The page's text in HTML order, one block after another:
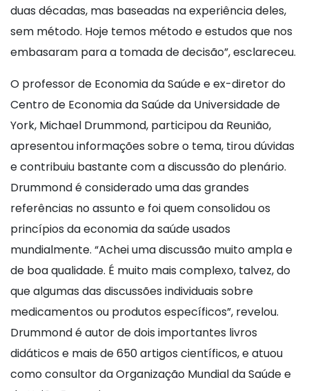
duas décadas, mas baseadas na experiência deles,
sem método. Hoje temos método e estudos que nos
embasaram para a tomada de decisão”, esclareceu.
O professor de Economia da Saúde e ex-diretor do
Centro de Economia da Saúde da Universidade de
York, Michael Drummond, participou da Reunião,
apresentou informações sobre o tema, tirou dúvidas
e contribuiu bastante com a discussão do plenário.
Drummond é considerado uma das grandes
referências no assunto e foi quem consolidou os
princípios da economia da saúde usados
mundialmente. “Achei uma discussão muito ampla e
de boa qualidade. É muito mais complexo, talvez, do
que algumas das discussões individuais sobre
medicamentos ou produtos específicos”, revelou.
Drummond é autor de dois importantes livros
didáticos e mais de 650 artigos científicos, e atuou
como consultor da Organização Mundial da Saúde e